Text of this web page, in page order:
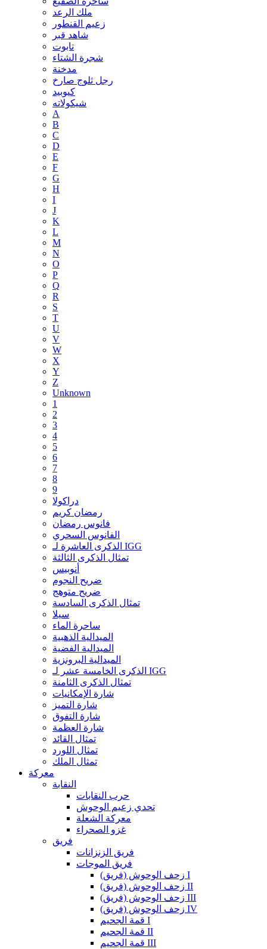
ملك الرعد
زعيم القنطور
شاهد قبر
تابوت
شجرة الشتاء
مدخنة
رجل ثلوج صارخ
كيوبيد
شيكولاته
A
B
C
D
E
F
G
H
I
J
K
L
M
N
O
P
Q
R
S
T
U
V
W
X
Y
Z
Unknown
1
2
3
4
5
6
7
8
9
دراكولا
رمضان كريم
فانوس رمضان
الفانوس السحري
الذكرى العاشرة لـ IGG
تمثال الذكرى الثالثة
أنوبيس
ضريح النجوم
ضريح متوهج
تمثال الذكرى السادسة
سيلا
ساحرة الماء
الميدالية الذهبية
الميدالية الفضية
الميدالية البرونزية
الذكرى الخامسة عشر لـ IGG
تمثال الذكرى الثامنة
شارة الإمكانيات
شارة التميز
شارة التفوق
شارة العظمة
تمثال القائد
تمثال اللورد
تمثال الملك
معركة
النقابة
حرب النقابات
تحدي زعيم الوحوش
معركة الشعلة
غزو الصحراء
فريق
فريق الزنزانات
فريق الموجات
زحف الوحوش (فريق) I
زحف الوحوش (فريق) II
زحف الوحوش (فريق) III
زحف الوحوش (فريق) IV
قمة الجحيم I
قمة الجحيم II
قمة الجحيم III